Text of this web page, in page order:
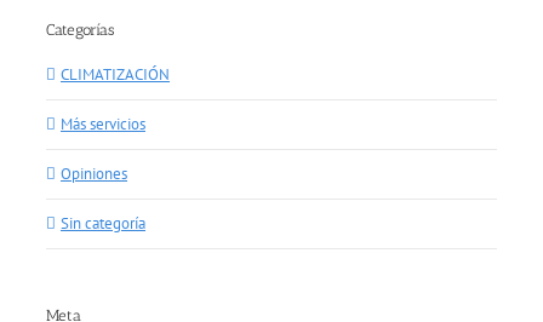
Categorías
CLIMATIZACIÓN
Más servicios
Opiniones
Sin categoría
Meta